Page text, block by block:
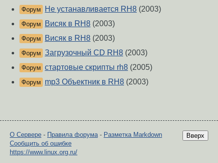
Форум Не устанавливается RH8 (2003)
Форум Висяк в RH8 (2003)
Форум Висяк в RH8 (2003)
Форум Загрузочный CD RH8 (2003)
Форум стартовые скрипты rh8 (2005)
Форум mp3 Объектник в RH8 (2003)
Вверх
О Сервере - Правила форума- Разметка Markdown
Сообщить об ошибке
https://www.linux.org.ru/